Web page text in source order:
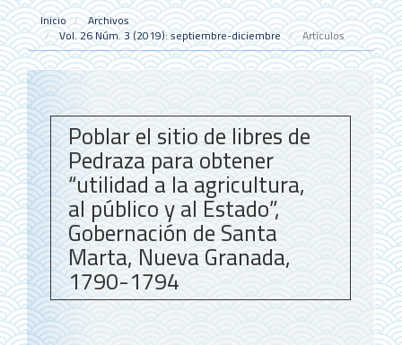
Inicio Archivos
Vol. 26 Núm. 3 (2019): septiembre-diciembre Artículos
Poblar el sitio de libres de
Pedraza para obtener
“utilidad a la agricultura,
al público y al Estado”,
Gobernación de Santa
Marta, Nueva Granada,
1790-1794